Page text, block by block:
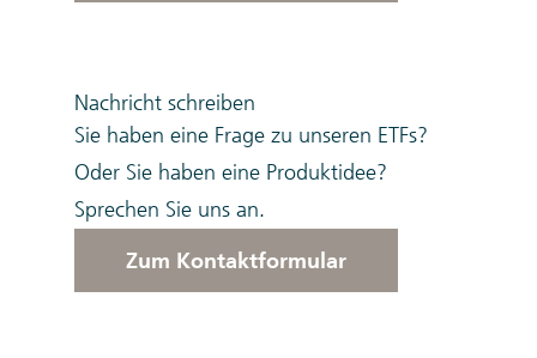
Nachricht schreiben
Sie haben eine Frage zu unseren ETFs?
Oder Sie haben eine Produktidee?
Sprechen Sie uns an.
Zum Kontaktformular